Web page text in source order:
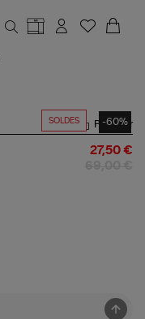
SOLDES -60%
Partager
27,50 €